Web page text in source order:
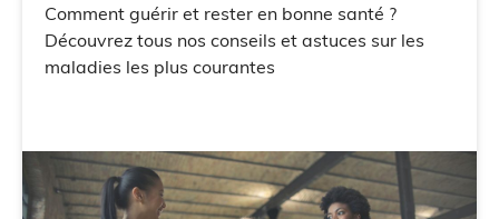
Comment guérir et rester en bonne santé ?
Découvrez tous nos conseils et astuces sur les
maladies les plus courantes